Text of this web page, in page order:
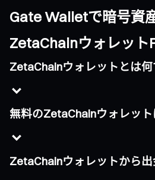
Gate Walletで暗号資
ZetaChainウォレット
ZetaChainウォレットとは何
無料のZetaChainウォレット
ZetaChainウォレットから出